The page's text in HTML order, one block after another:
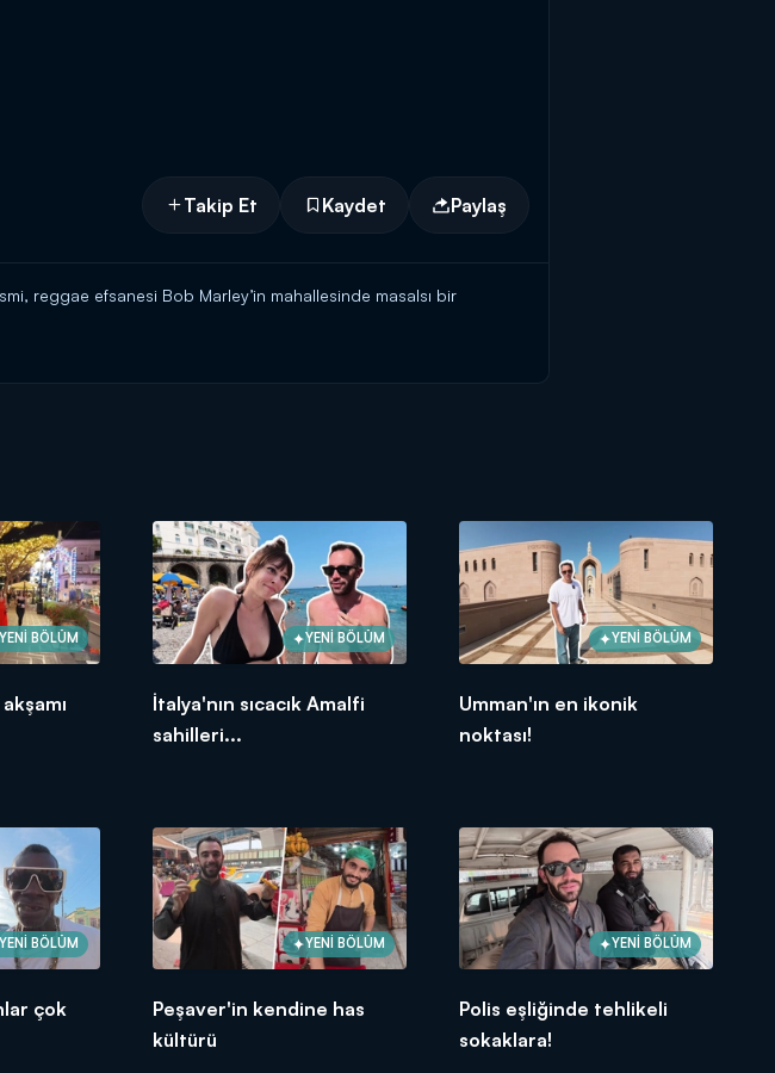
Takip Et Kaydet Paylaş
reggae efsanesi Bob Marley’in mahallesinde masalsı bir
D'de!
YENİ BÖLÜM YENİ BÖLÜM
İtalya'nın sıcacık Amalfi
sahilleri...
YENİ BÖLÜM
Umman'ın en ikonik
noktası!
YENİ BÖLÜM
çok
YENİ BÖLÜM
Peşaver'in kendine has
kültürü
YENİ BÖLÜM
Polis eşliğinde tehlikeli
sokaklara!